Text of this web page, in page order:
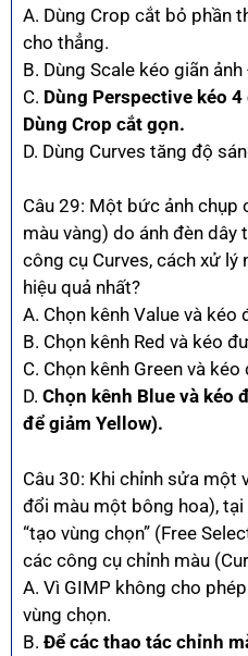
A. Dùng Crop cắt bỏ phần
cho thẳng.
B. Dùng Scale kéo giãn
C. Dùng Perspective kéo
Dùng Crop cắt gọn.
D. Dùng Curves tăng độ
Câu 29: Một bức ảnh chụp
màu vàng) do ánh đèn
công cụ Curves, cách xử lý
hiệu quả nhất?
A. Chọn kênh Value và
B. Chọn kênh Red và kéo
C. Chọn kênh Green và
D. Chọn kênh Blue và kéo
để giảm Yellow).
Câu 30: Khi chỉnh sửa một
đổi màu một bông hoa),
“tạo vùng chọn” (Free
các công cụ chỉnh màu
A. Vì GIMP không cho
vùng chọn.
B. Để các thao tác chỉnh